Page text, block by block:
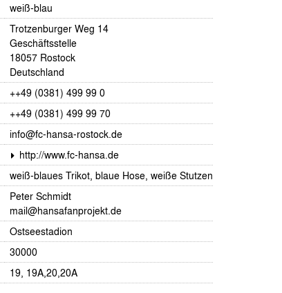
weiß-blau
Trotzenburger Weg 14
Geschäftsstelle
18057 Rostock
Deutschland
++49 (0381) 499 99 0
++49 (0381) 499 99 70
info@fc-hansa-rostock.de
http://www.fc-hansa.de
weiß-blaues Trikot, blaue Hose, weiße Stutzen
Peter Schmidt
mail@hansafanprojekt.de
Ostseestadion
30000
19, 19A,20,20A